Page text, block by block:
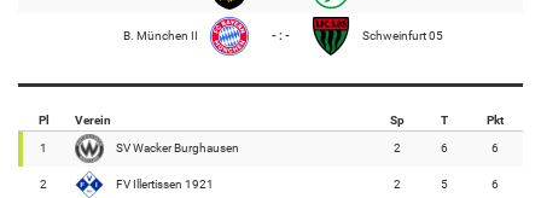
B. München II - : - Schweinfurt 05
Pl Verein Sp T Pkt
1 SV Wacker Burghausen 2 6 6
2 FV Illertissen 1921 2 5 6